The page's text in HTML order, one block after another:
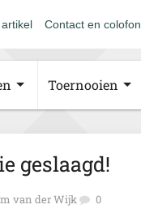
Contact en colofon
Toernooien
geslaagd!
van der Wijk 0